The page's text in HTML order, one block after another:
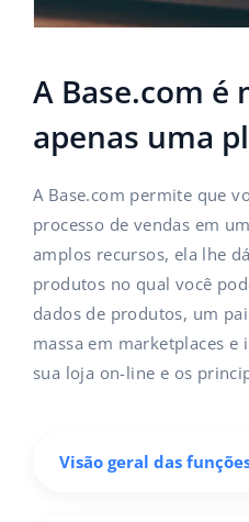
A Base.com é
apenas uma
A Base.com permite que
processo de vendas em
amplos recursos, ela lhe
produtos no qual você
dados de produtos, um
massa em marketplaces e
sua loja on-line e os
Visão geral das